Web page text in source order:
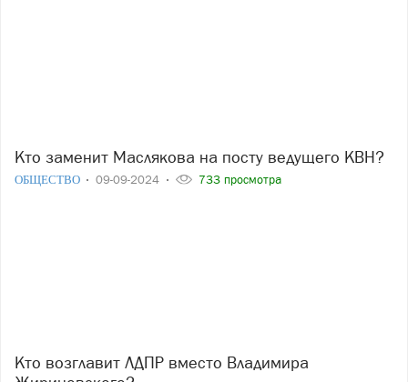
Кто заменит Маслякова на посту ведущего КВН?
ОБЩЕСТВО 09-09-2024 733 просмотра
Кто возглавит ЛДПР вместо Владимира